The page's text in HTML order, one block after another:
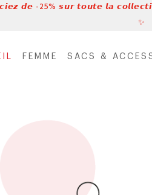
𝙙𝙚 -25% 𝙨𝙪𝙧 𝙩𝙤𝙪𝙩𝙚 𝙡𝙖
✨
FEMME SACS &